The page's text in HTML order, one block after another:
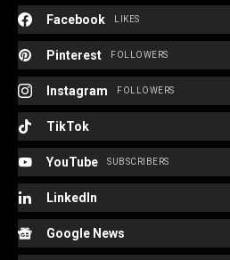
Facebook LIKES
Pinterest FOLLOWERS
Instagram FOLLOWERS
TikTok
YouTube SUBSCRIBERS
LinkedIn
Google News